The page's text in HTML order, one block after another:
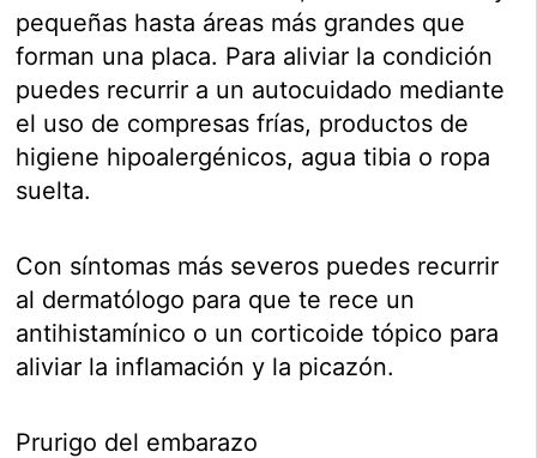
pequeñas hasta áreas más grandes que
forman una placa. Para aliviar la condición
puedes recurrir a un autocuidado mediante
el uso de compresas frías, productos de
higiene hipoalergénicos, agua tibia o ropa
suelta.
Con síntomas más severos puedes recurrir
al dermatólogo para que te rece un
antihistamínico o un corticoide tópico para
aliviar la inflamación y la picazón.
Prurigo del embarazo